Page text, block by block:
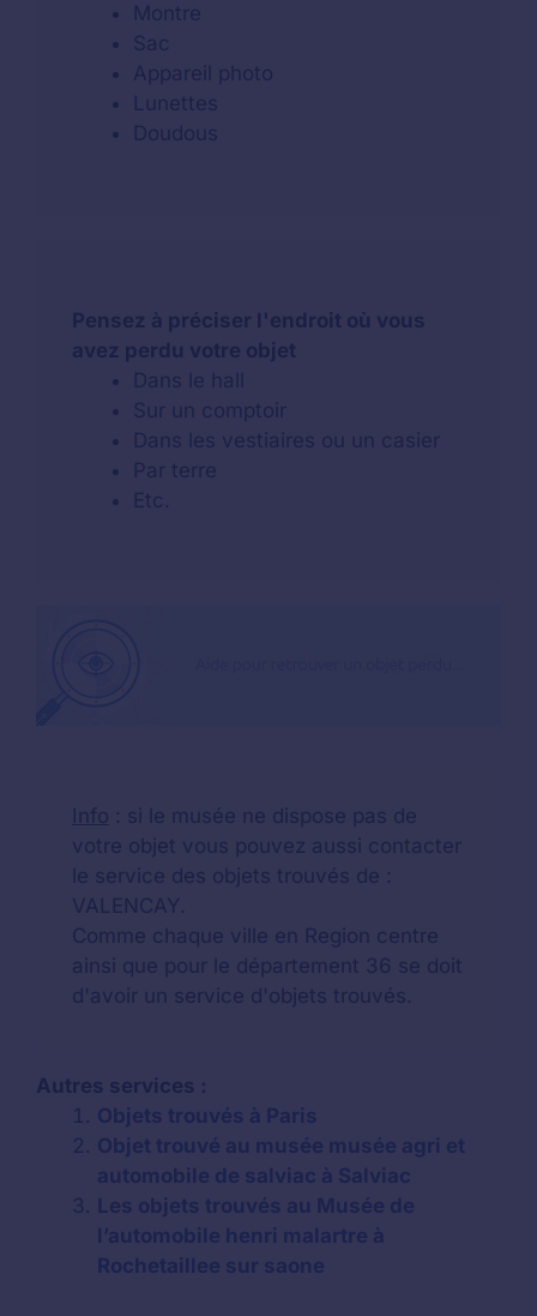
Montre
Sac
Appareil photo
Lunettes
Doudous
Pensez à préciser l'endroit où vous
avez perdu votre objet
Dans le hall
Sur un comptoir
Dans les vestiaires ou un casier
Par terre
Etc.
Info : si le musée ne dispose pas de
votre objet vous pouvez aussi contacter
le service des objets trouvés de :
VALENCAY.
Comme chaque ville en Region centre
ainsi que pour le département 36 se doit
d'avoir un service d'objets trouvés.
Autres services :
Objets trouvés à Paris
Objet trouvé au musée musée agri et
automobile de salviac à Salviac
Les objets trouvés au Musée de
l’automobile henri malartre à
Rochetaillee sur saone